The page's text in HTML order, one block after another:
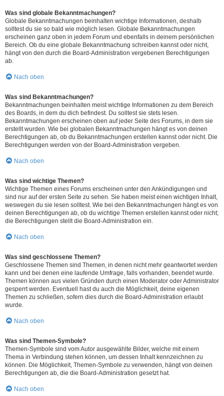
Was sind globale Bekanntmachungen?
Globale Bekanntmachungen beinhalten wichtige Informationen, deshalb
solltest du sie so bald wie möglich lesen. Globale Bekanntmachungen
erscheinen ganz oben in jedem Forum und ebenfalls in deinem persönlichen
Bereich. Ob du eine globale Bekanntmachung schreiben kannst oder nicht,
hängt von den durch die Board-Administration vergebenen Berechtigungen
ab.
Nach oben
Was sind Bekanntmachungen?
Bekanntmachungen beinhalten meist wichtige Informationen zu dem Bereich
des Boards, in dem du dich befindest. Du solltest sie stets lesen.
Bekanntmachungen erscheinen oben auf jeder Seite des Forums, in dem sie
erstellt wurden. Wie bei globalen Bekanntmachungen hängt es von deinen
Berechtigungen ab, ob du Bekanntmachungen erstellen kannst oder nicht. Die
Berechtigungen werden von der Board-Administration vergeben.
Nach oben
Was sind wichtige Themen?
Wichtige Themen eines Forums erscheinen unter den Ankündigungen und
sind nur auf der ersten Seite zu sehen. Sie haben meist einen wichtigen Inhalt,
weswegen du sie lesen solltest. Wie bei den Bekanntmachungen hängt es von
deinen Berechtigungen ab, ob du wichtige Themen erstellen kannst oder nicht;
die Berechtigungen stellt die Board-Administration ein.
Nach oben
Was sind geschlossene Themen?
Geschlossene Themen sind Themen, in denen nicht mehr geantwortet werden
kann und bei denen eine laufende Umfrage, falls vorhanden, beendet wurde.
Themen können aus vielen Gründen durch einen Moderator oder Administrator
gesperrt werden. Eventuell hast du auch die Möglichkeit, deine eigenen
Themen zu schließen, sofern dies durch die Board-Administration erlaubt
wurde.
Nach oben
Was sind Themen-Symbole?
Themen-Symbole sind vom Autor ausgewählte Bilder, welche mit einem
Thema in Verbindung stehen können, um dessen Inhalt kennzeichnen zu
können. Die Möglichkeit, Themen-Symbole zu verwenden, hängt von deinen
Berechtigungen ab, die die Board-Administration gesetzt hat.
Nach oben